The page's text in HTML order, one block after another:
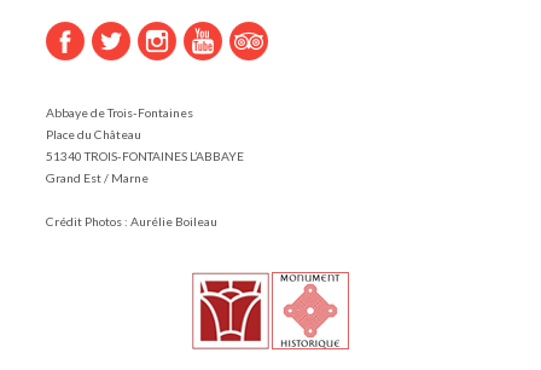
Abbaye de Trois-Fontaines
Place du Château
51340 TROIS-FONTAINES L’ABBAYE
Grand Est / Marne
Crédit Photos : Aurélie Boileau